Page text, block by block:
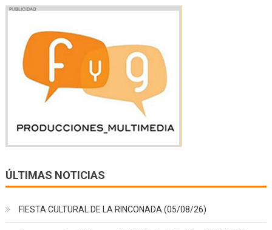
ÚLTIMAS NOTICIAS
FIESTA CULTURAL DE LA RINCONADA (05/08/26)